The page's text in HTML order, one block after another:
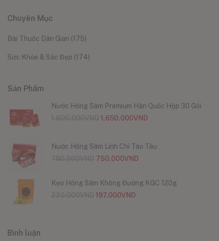
Chuyên Mục
Bài Thuốc Dân Gian (175)
Sức Khỏe & Sắc Đẹp (174)
Sản Phẩm
Nước Hồng Sâm Premium Hàn Quốc Hộp 30 Gói
1.650.000VND
Nước Hồng Sâm Linh Chi Táo Tàu
750.000VND
Kẹo Hồng Sâm Không Đường KGC 120g
197.000VND
Bình luận